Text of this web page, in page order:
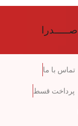
صـــــدرا
تماس با ما
پرداخت قسط